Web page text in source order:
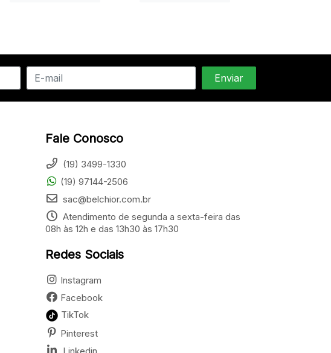
Fale Conosco
(19) 3499-1330
(19) 97144-2506
sac@belchior.com.br
Atendimento de segunda a sexta-feira das
08h às 12h e das 13h30 às 17h30
Redes Sociais
Instagram
Facebook
TikTok
Pinterest